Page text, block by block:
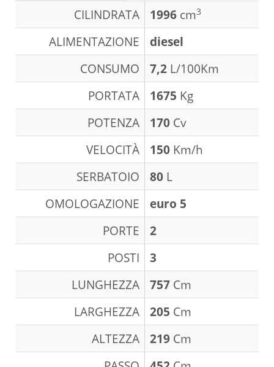
CILINDRATA 1996 cm3
ALIMENTAZIONE
diesel
CONSUMO
7,2 L/100Km
PORTATA
1675 Kg
POTENZA
170 Cv
VELOCITÀ
150 Km/h
SERBATOIO
80 L
OMOLOGAZIONE
euro 5
PORTE
2
POSTI
3
LUNGHEZZA
757 Cm
LARGHEZZA
205 Cm
ALTEZZA
219 Cm